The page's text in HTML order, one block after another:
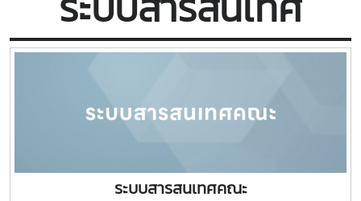
knowledge to practical applications, enhancing
vocational skills, and creating sustainable opportunities
ระบบสารสนเทศคณะ